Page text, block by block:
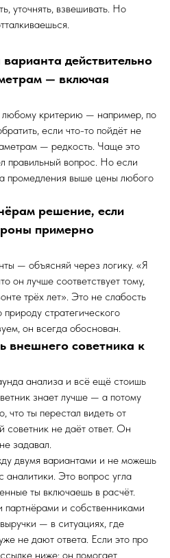
уточнять, взвешивать. Но
действительно
— включая
любому критерию — например, по
если что-то пойдёт не
— редкость. Чаще это
правильный вопрос. Но если
промедления выше цены любого
решение, если
примерно
— объясняй через логику. «Я
он лучше соответствует тому,
трёх лет». Это не слабость
стратегического
он всегда обоснован.
внешнего советника к
анализа и всё ещё стоишь
знает лучше — а потому
что ты перестал видеть от
советник не даёт ответ. Он
задавал.
двумя вариантами и не можешь
аналитики. Это вопрос угла
ты включаешь в расчёт.
и собственниками
— в ситуациях, где
не дают ответа. Если это про
ниже: он помогает